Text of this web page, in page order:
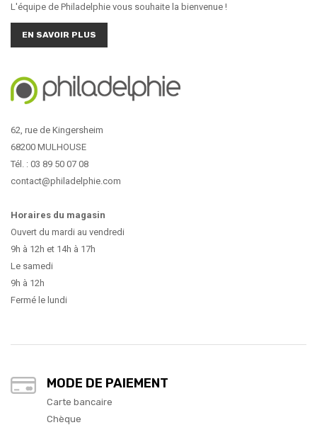
L'équipe de Philadelphie vous souhaite la bienvenue !
EN SAVOIR PLUS
62, rue de Kingersheim
68200 MULHOUSE
Tél. : 03 89 50 07 08
contact@philadelphie.com
Horaires du magasin
Ouvert du mardi au vendredi
9h à 12h et 14h à 17h
Le samedi
9h à 12h
Fermé le lundi
MODE DE PAIEMENT
Carte bancaire
Chèque